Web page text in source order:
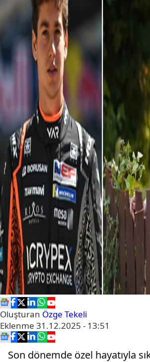
Oluşturan Özge Tekeli
Eklenme 31.12.2025 - 13:51
Son dönemde özel hayatıyla